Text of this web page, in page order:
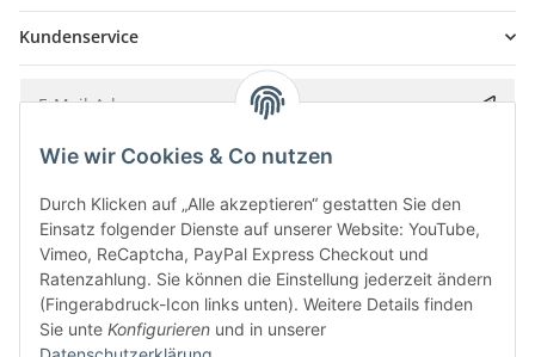
Kundenservice
Bitte senden Sie mir entsprechend IhrerDatenschutzerklärung
Wie wir Cookies & Co nutzen
Durch Klicken auf „Alle akzeptieren“ gestatten Sie den
Einsatz folgender Dienste auf unserer Website: YouTube,
Vimeo, ReCaptcha, PayPal Express Checkout und
Ratenzahlung. Sie können die Einstellung jederzeit ändern
(Fingerabdruck-Icon links unten). Weitere Details finden
Sie unte Konfigurieren und in unserer